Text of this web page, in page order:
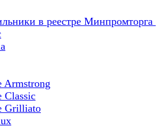
в реестре Минпромторга
Armstrong
Classic
Grilliato